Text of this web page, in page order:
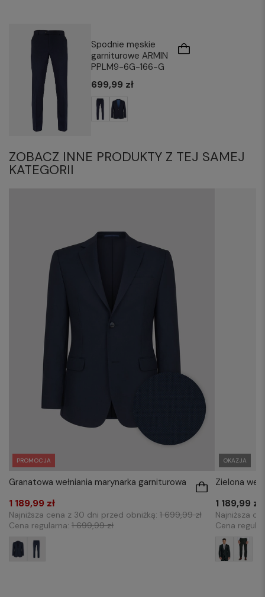
Spodnie męskie
garniturowe ARMIN
PPLM9-6G-166-G
699,99 zł
ZOBACZ INNE PRODUKTY Z TEJ SAMEJ
KATEGORII
PROMOCJA
Granatowa wełniania marynarka garniturowa
1 189,99 zł
Najniższa cena z 30 dni przed obniżką: 1 699,99 zł
Cena regularna: 1 699,99 zł
OKAZJA
Zielona
1 189,99 zł
Najniższa
Cena